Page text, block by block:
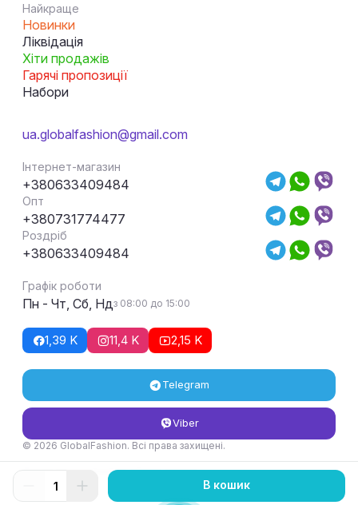
Найкраще
Новинки
Ліквідація
Хіти продажів
Гарячі пропозиції
Набори
ua.globalfashion@gmail.com
Інтернет-магазин
+380633409484
Опт
+380731774477
Роздріб
+380633409484
Графік роботи
Пн - Чт, Сб, Ндз 08:00 до 15:00
1,39 K 11,4 K 2,15 K
Telegram
Viber
© 2026 GlobalFashion. Всі права захищені.
Умови повернення та обміну товару
В кошик